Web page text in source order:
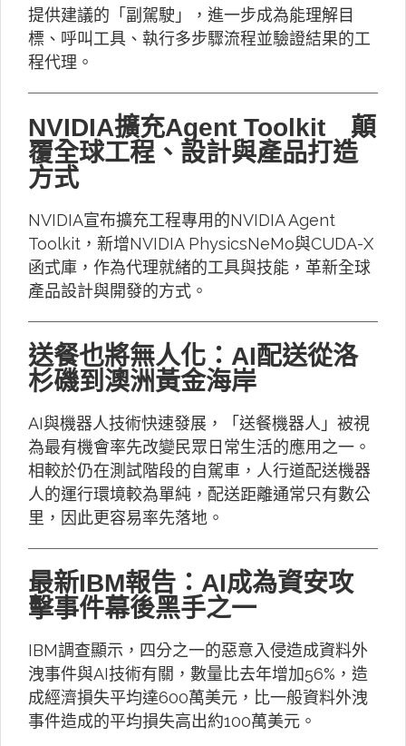
提供建議的「副駕駛」，進一步成為能理解目
標、呼叫工具、執行多步驟流程並驗證結果的工
程代理。
NVIDIA擴充Agent Toolkit 顛
覆全球工程、設計與產品打造
方式
NVIDIA宣布擴充工程專用的NVIDIA Agent
Toolkit，新增NVIDIA PhysicsNeMo與CUDA-X
函式庫，作為代理就緒的工具與技能，革新全球
產品設計與開發的方式。
送餐也將無人化：AI配送從洛
杉磯到澳洲黃金海岸
AI與機器人技術快速發展，「送餐機器人」被視
為最有機會率先改變民眾日常生活的應用之一。
相較於仍在測試階段的自駕車，人行道配送機器
人的運行環境較為單純，配送距離通常只有數公
里，因此更容易率先落地。
最新IBM報告：AI成為資安攻
擊事件幕後黑手之一
IBM調查顯示，四分之一的惡意入侵造成資料外
洩事件與AI技術有關，數量比去年增加56%，造
成經濟損失平均達600萬美元，比一般資料外洩
事件造成的平均損失高出約100萬美元。